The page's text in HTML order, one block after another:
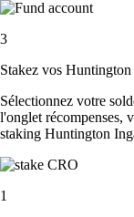
3
Stakez vos
Sélectionnez votre
l'onglet récompenses,
staking Huntington
1